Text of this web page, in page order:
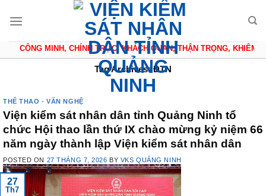
CÔNG MINH, CHÍNH TRỰC, KHÁCH QUAN, THẬN TRỌNG, KHIÊM TỐN
Tag Archives: ĐTN
THỂ THAO - VĂN NGHỆ
Viện kiểm sát nhân dân tỉnh Quảng Ninh tổ
chức Hội thao lần thứ IX chào mừng kỷ niệm 66
năm ngày thành lập Viện kiểm sát nhân dân
POSTED ON 27 THÁNG 7, 2026 BY VKS QUẢNG NINH
27
Th7